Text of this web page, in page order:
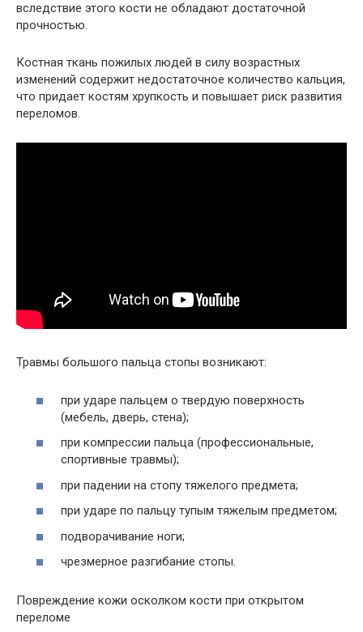
вследствие этого кости не обладают достаточной
прочностью.
Костная ткань пожилых людей в силу возрастных
изменений содержит недостаточное количество кальция,
что придает костям хрупкость и повышает риск развития
переломов.
Травмы большого пальца стопы возникают:
при ударе пальцем о твердую поверхность
(мебель, дверь, стена);
при компрессии пальца (профессиональные,
спортивные травмы);
при падении на стопу тяжелого предмета;
при ударе по пальцу тупым тяжелым предметом;
подворачивание ноги;
чрезмерное разгибание стопы.
Повреждение кожи осколком кости при открытом
переломе